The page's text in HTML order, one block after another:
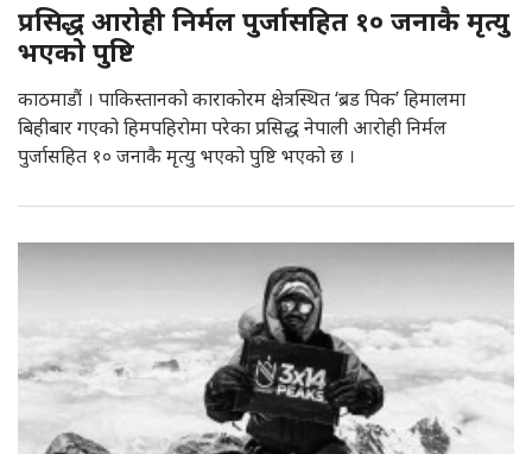
प्रसिद्ध आरोही निर्मल पुर्जासहित १० जनाकै मृत्यु
भएको पुष्टि
काठमाडौं । पाकिस्तानको काराकोरम क्षेत्रस्थित ‘ब्रड पिक’ हिमालमा
बिहीबार गएको हिमपहिरोमा परेका प्रसिद्ध नेपाली आरोही निर्मल
पुर्जासहित १० जनाकै मृत्यु भएको पुष्टि भएको छ ।